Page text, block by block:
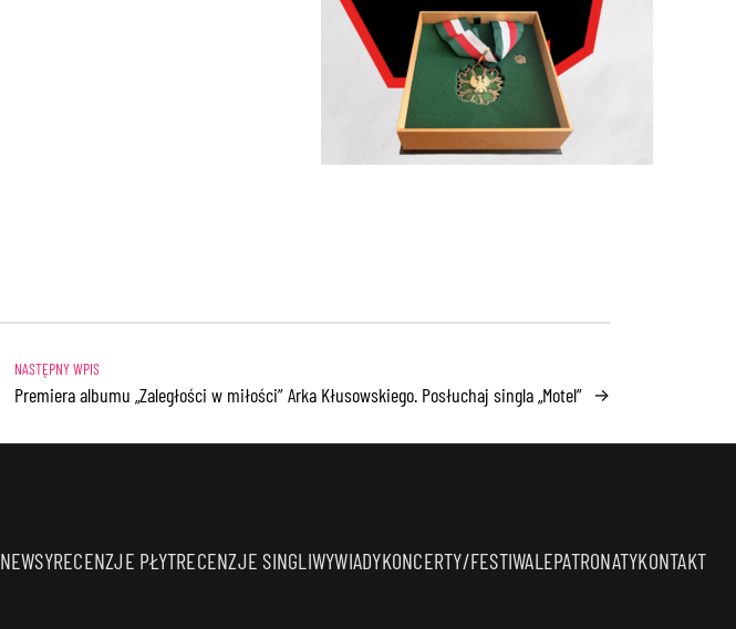
Premiera albumu „Zaległości w miłości” Arka Kłusowskiego. Posłuchaj singla „Motel” →
NEWSYRECENZJE PŁYTRECENZJE SINGLIWYWIADYKONCERTY/FESTIWALEPATRONATYKONTAKT